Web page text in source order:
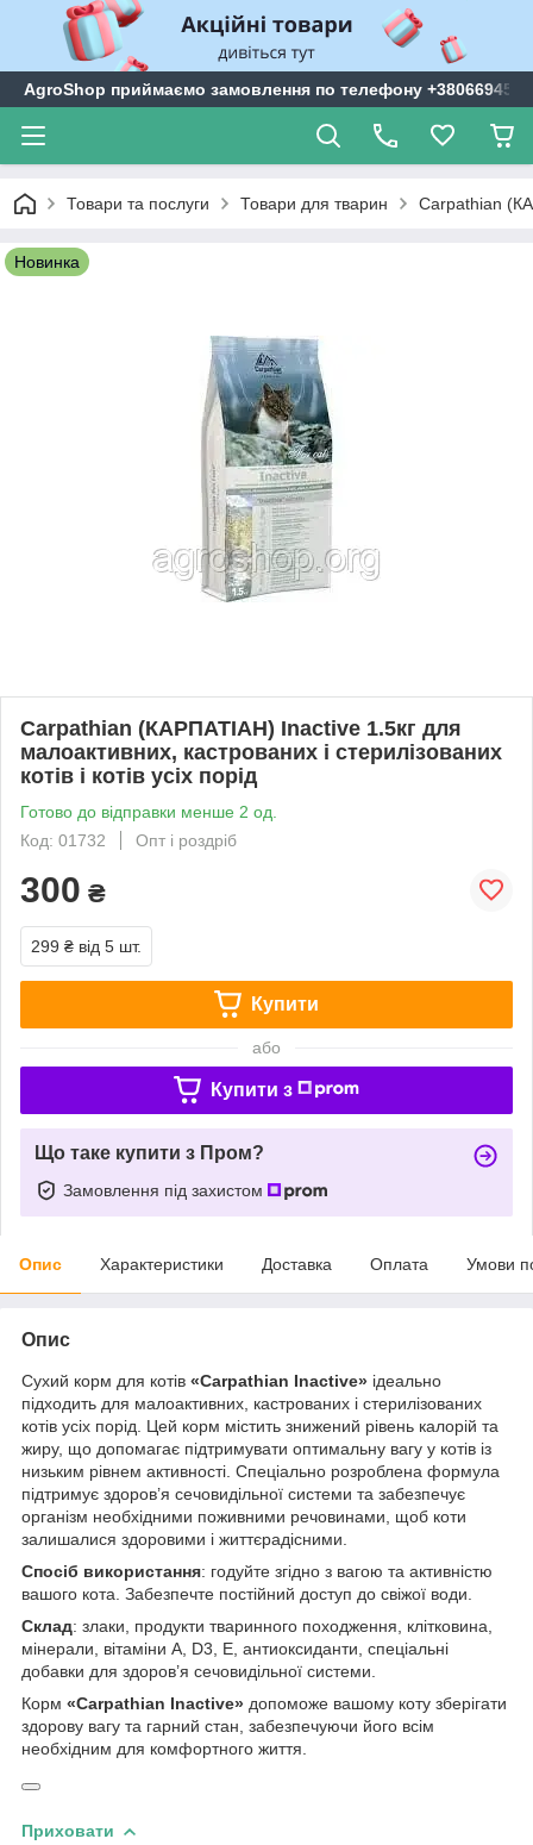
AgroShop приймаємо замовлення по телефону
Товари та послуги Товари для тварин Carpathian
Новинка
Carpathian (КАРПАТІАН) Inactive 1.5кг для
малоактивних, кастрованих і стерилізованих
котів і котів усіх порід
Готово до відправки менше 2 од.
Код: 01732
Опт і роздріб
300 ₴
299 ₴ від 5 шт.
Купити
або
Купити з
Що таке купити з Пром?
Замовлення під захистом
Опис Характеристики Доставка Оплата Умови
Опис
Сухий корм для котів «Carpathian Inactive» ідеально
підходить для малоактивних, кастрованих і стерилізованих
котів усіх порід. Цей корм містить знижений рівень калорій та
жиру, що допомагає підтримувати оптимальну вагу у котів із
низьким рівнем активності. Спеціально розроблена формула
підтримує здоров’я сечовидільної системи та забезпечує
організм необхідними поживними речовинами, щоб коти
залишалися здоровими і життєрадісними.
Спосіб використання: годуйте згідно з вагою та активністю
вашого кота. Забезпечте постійний доступ до свіжої води.
Склад: злаки, продукти тваринного походження, клітковина,
мінерали, вітаміни A, D3, E, антиоксиданти, спеціальні
добавки для здоров’я сечовидільної системи.
Корм «Carpathian Inactive» допоможе вашому коту зберігати
здорову вагу та гарний стан, забезпечуючи його всім
необхідним для комфортного життя.
Приховати